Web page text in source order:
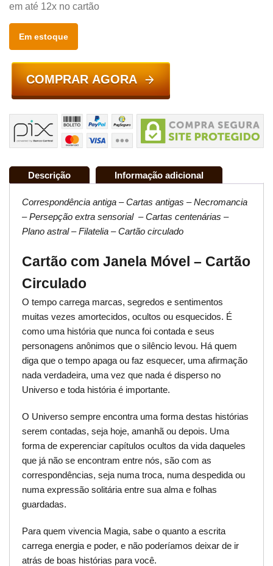
em até 12x no cartão
Em estoque
COMPRAR AGORA
Descrição Informação adicional
Correspondência antiga – Cartas antigas – Necromancia
– Persepção extra sensorial – Cartas centenárias –
Plano astral – Filatelia – Cartão circulado
Cartão com Janela Móvel – Cartão
Circulado
O tempo carrega marcas, segredos e sentimentos
muitas vezes amortecidos, ocultos ou esquecidos. É
como uma história que nunca foi contada e seus
personagens anônimos que o silêncio levou. Há quem
diga que o tempo apaga ou faz esquecer, uma afirmação
nada verdadeira, uma vez que nada é disperso no
Universo e toda história é importante.
O Universo sempre encontra uma forma destas histórias
serem contadas, seja hoje, amanhã ou depois. Uma
forma de experenciar capítulos ocultos da vida daqueles
que já não se encontram entre nós, são com as
correspondências, seja numa troca, numa despedida ou
numa expressão solitária entre sua alma e folhas
guardadas.
Para quem vivencia Magia, sabe o quanto a escrita
carrega energia e poder, e não poderíamos deixar de ir
atrás de boas histórias para você.